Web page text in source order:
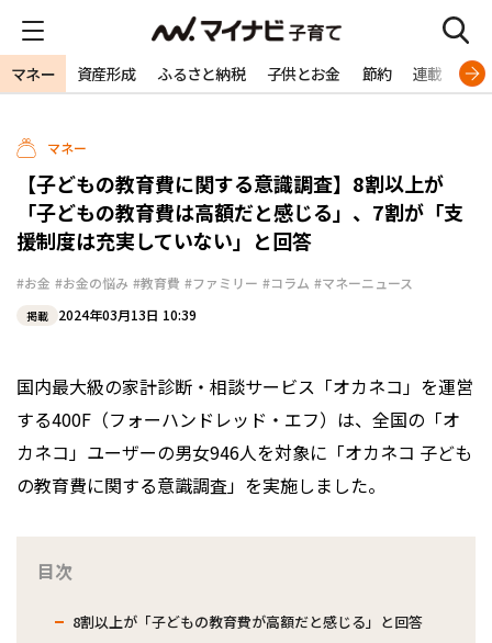
マネー 資産形成 ふるさと納税 子供とお金 節約 連載 特
マネー
【子どもの教育費に関する意識調査】8割以上が
「子どもの教育費は高額だと感じる」、7割が「支
援制度は充実していない」と回答
#お金 #お金の悩み #教育費 #ファミリー #コラム #マネーニュース
掲載 2024年03月13日 10:39
国内最大級の家計診断・相談サービス「オカネコ」を運営
する400F（フォーハンドレッド・エフ）は、全国の「オ
カネコ」ユーザーの男女946人を対象に「オカネコ 子ども
の教育費に関する意識調査」を実施しました。
目次
8割以上が「子どもの教育費が高額だと感じる」と回答